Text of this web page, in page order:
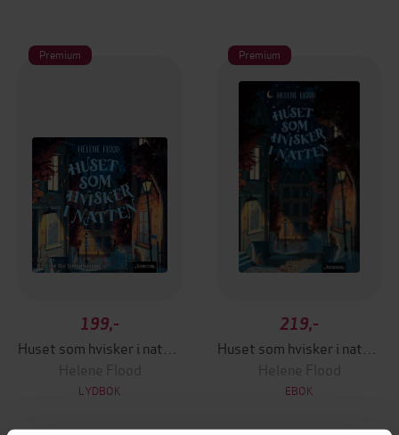
Premium
199,-
Helene Flood
LYDBOK
Premium
219,-
Helene Flood
EBOK